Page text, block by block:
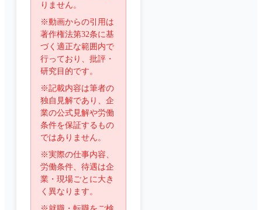
りません。
※動画からの引用は
著作権法第32条に基
づく適正な範囲内で
行っており、批評・
研究目的です。
※記載内容は筆者の
独自見解であり、企
業の公式見解や労働
条件を保証するもの
ではありません。
※実際の仕事内容、
労働条件、待遇は企
業・現場ごとに大き
く異なります。